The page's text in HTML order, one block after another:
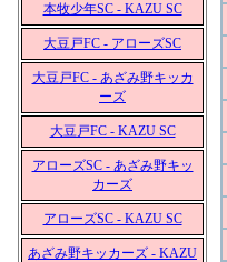
本牧少年SC - KAZU SC
大豆戸FC - アローズSC
大豆戸FC - あざみ野キッカ
ーズ
大豆戸FC - KAZU SC
アローズSC - あざみ野キッ
カーズ
アローズSC - KAZU SC
あざみ野キッカーズ - KAZU